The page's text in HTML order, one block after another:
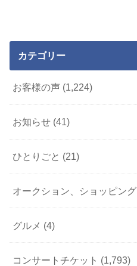
カテゴリー
お客様の声 (1,224)
お知らせ (41)
ひとりごと (21)
オークション、ショッピング
グルメ (4)
コンサートチケット (1,793)